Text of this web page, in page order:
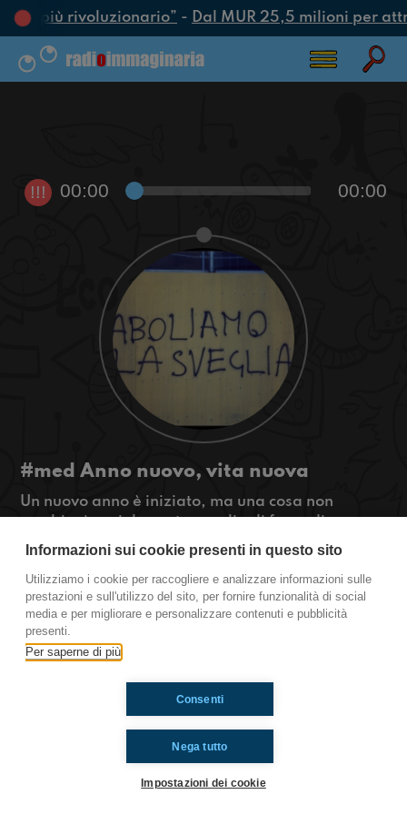
più rivoluzionario”- Dal MUR 25,5 milioni per
!!! 00:00 00:00
#med Anno nuovo, vita nuova
Un nuovo anno è iniziato, ma una cosa non
cambierà mai: la nostra voglia di far radio...e
dopo lo studio, si inizia con le puntate!
Buon rientro a scuola a tutti!
Medicina.
Ti è piaciuto? Condividilo!
Informazioni sui cookie presenti in questo sito
Utilizziamo i cookie per raccogliere e analizzare informazioni sulle
prestazioni e sull'utilizzo del sito, per fornire funzionalità di social
media e per migliorare e personalizzare contenuti e pubblicità
presenti.
Per saperne di più
Nega tutto
Consenti
Impostazioni dei cookie